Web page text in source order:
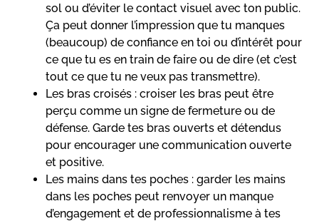
sol ou d’éviter le contact visuel avec ton public.
Ça peut donner l’impression que tu manques
(beaucoup) de confiance en toi ou d’intérêt pour
ce que tu es en train de faire ou de dire (et c’est
tout ce que tu ne veux pas transmettre).
Les bras croisés : croiser les bras peut être
perçu comme un signe de fermeture ou de
défense. Garde tes bras ouverts et détendus
pour encourager une communication ouverte
et positive.
Les mains dans tes poches : garder les mains
dans les poches peut renvoyer un manque
d’engagement et de professionnalisme à tes